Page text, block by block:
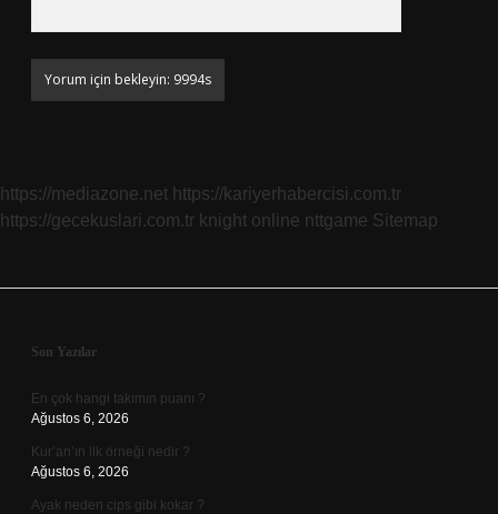
https://mediazone.net https://kariyerhabercisi.com.tr
https://gecekuslari.com.tr knight online nttgame Sitemap
Sidebar
Son Yazılar
En çok hangi takımın puanı ?
Ağustos 6, 2026
Kur’an’ın ilk örneği nedir ?
Ağustos 6, 2026
Ayak neden cips gibi kokar ?